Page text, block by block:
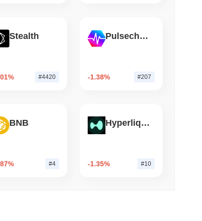
an Wrapped Bitcoin zu
Stealth
#4420
Pulsechain
-1.38% #207
BNB
#4
Hyperliquid
-1.35% #10